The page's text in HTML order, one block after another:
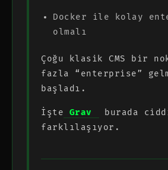
Docker ile kolay
olmalı
Çoğu klasik CMS bir
fazla “enterprise”
başladı.
İşte Grav
burada
farklılaşıyor.